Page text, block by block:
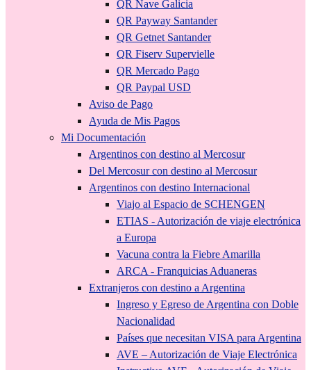
QR Nave Galicia
QR Payway Santander
QR Getnet Santander
QR Fiserv Supervielle
QR Mercado Pago
QR Paypal USD
Aviso de Pago
Ayuda de Mis Pagos
Mi Documentación
Argentinos con destino al Mercosur
Del Mercosur con destino al Mercosur
Argentinos con destino Internacional
Viajo al Espacio de SCHENGEN
ETIAS - Autorización de viaje electrónica
a Europa
Vacuna contra la Fiebre Amarilla
ARCA - Franquicias Aduaneras
Extranjeros con destino a Argentina
Ingreso y Egreso de Argentina con Doble
Nacionalidad
Países que necesitan VISA para Argentina
AVE – Autorización de Viaje Electrónica